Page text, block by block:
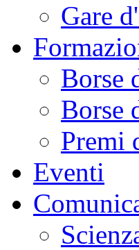
Gare
Borse
Borse
Premi
Eventi